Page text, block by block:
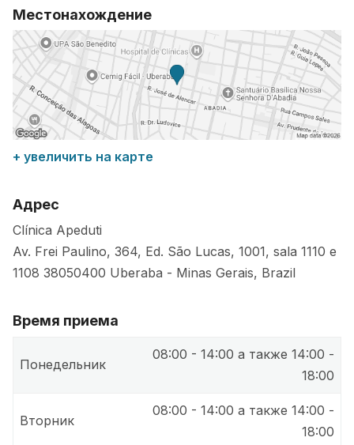
Местонахождение
+ увеличить на карте
Адрес
Clínica Apeduti
Av. Frei Paulino, 364, Ed. São Lucas, 1001, sala 1110 e
1108 38050400 Uberaba - Minas Gerais, Brazil
Время приема
Понедельник
08:00 - 14:00 а также 14:00 -
18:00
Вторник
08:00 - 14:00 а также 14:00 -
18:00